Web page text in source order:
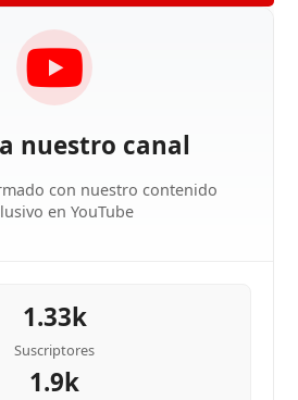
nuestro canal
con nuestro contenido
en YouTube
1.33k
Suscriptores
1.9k